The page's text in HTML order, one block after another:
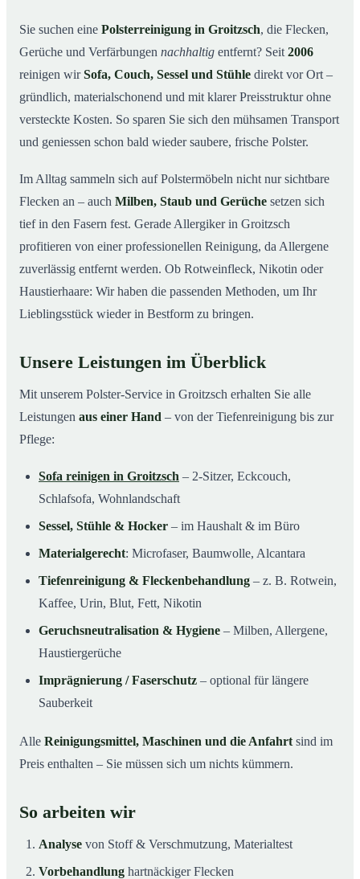
03So arbeiten wir
04Warum Mr. Cleaner in Groitzsch?
05Polsterreinigung in Groitzsch und Umgebung
Verwandte Leistungen (für mehr Sauberkeit im
Verbund)
08Jetzt kostenloses Angebot einholen
09So läuft eine professionelle Polsterreinigung in
Groitzsch ab
Sie suchen eine Polsterreinigung in Groitzsch, die Flecken,
Gerüche und Verfärbungen nachhaltig entfernt? Seit 2006
reinigen wirSofa, Couch, Sessel und Stühle direkt vor Ort –
gründlich, materialschonend und mit klarer Preisstruktur ohne
versteckte Kosten. So sparen Sie sich den mühsamen Transport
und geniessen schon bald wieder saubere, frische Polster.
Im Alltag sammeln sich auf Polstermöbeln nicht nur sichtbare
Flecken an – auch Milben, Staub und Gerüche setzen sich
tief in den Fasern fest. Gerade Allergiker in Groitzsch
profitieren von einer professionellen Reinigung, da Allergene
zuverlässig entfernt werden. Ob Rotweinfleck, Nikotin oder
Haustierhaare: Wir haben die passenden Methoden, um Ihr
Lieblingsstück wieder in Bestform zu bringen.
Unsere Leistungen im Überblick
Mit unserem Polster-Service in Groitzsch erhalten Sie alle
Leistungen aus einer Hand – von der Tiefenreinigung bis zur
Pflege:
Sofa reinigen in Groitzsch – 2-Sitzer, Eckcouch,
Schlafsofa, Wohnlandschaft
Sessel, Stühle & Hocker – im Haushalt & im Büro
Materialgerecht: Microfaser, Baumwolle, Alcantara
Tiefenreinigung & Fleckenbehandlung – z. B. Rotwein,
Kaffee, Urin, Blut, Fett, Nikotin
Geruchsneutralisation & Hygiene – Milben, Allergene,
Haustiergerüche
Imprägnierung / Faserschutz – optional für längere
Sauberkeit
Alle Reinigungsmittel, Maschinen und die Anfahrt sind im
Preis enthalten – Sie müssen sich um nichts kümmern.
So arbeiten wir
Analyse von Stoff & Verschmutzung, Materialtest
Vorbehandlung hartnäckiger Flecken